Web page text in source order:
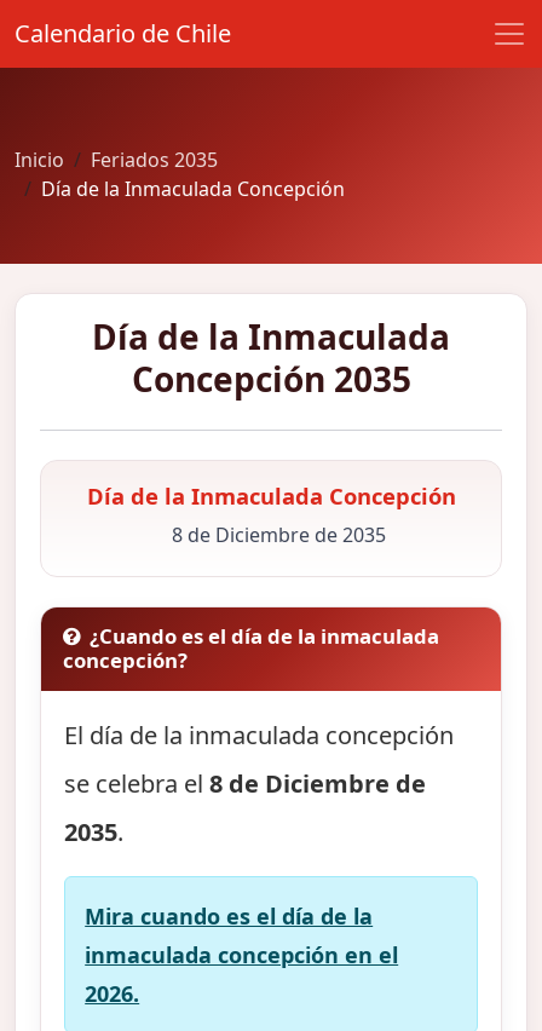
Calendario de Chile
Inicio
Feriados 2035
Día de la Inmaculada Concepción
Día de la Inmaculada
Concepción 2035
Día de la Inmaculada Concepción
8 de Diciembre de 2035
¿Cuando es el día de la inmaculada
concepción?
El día de la inmaculada concepción
se celebra el8 de Diciembre de
2035.
Mira cuando es el día de la
inmaculada concepción en el
2026.